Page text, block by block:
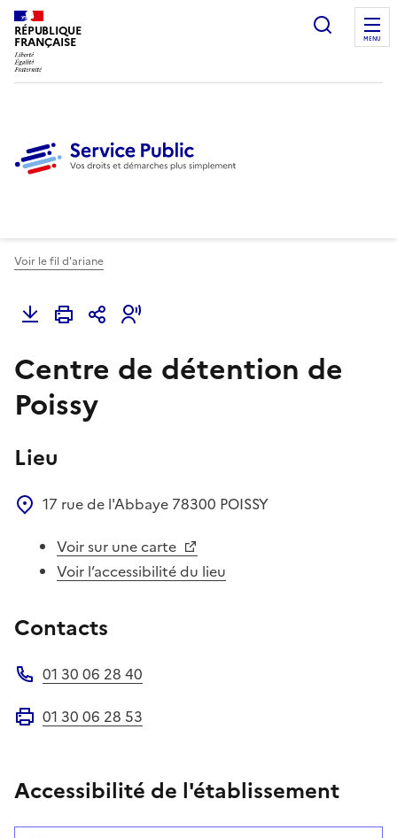
RÉPUBLIQUE
FRANÇAISE
Ouvrir
MENU
Voir le fil d'ariane
Centre de détention de
Poissy
Lieu
17 rue de l'Abbaye 78300 POISSY
Voir sur une carte
Voir l’accessibilité du lieu
Contacts
01 30 06 28 40
01 30 06 28 53
Accessibilité de l'établissement